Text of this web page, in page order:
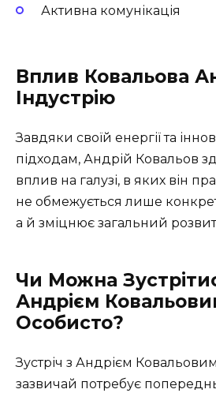
Активна комунікація
Вплив Ковальова
Індустрію
Завдяки своїй енергії та
підходам, Андрій Ковальов
вплив на галузі, в яких він
не обмежується лише
а й зміцнює загальний
Чи Можна
Андрієм
Особисто?
Зустріч з Андрієм
зазвичай потребує